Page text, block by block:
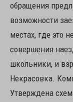
обращения
возможности
местах, где это
совершения
школьники, и
Некрасовка.
Утверждена